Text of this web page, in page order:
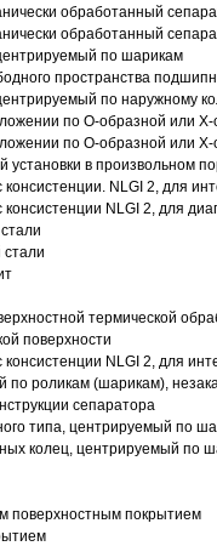
обработанный
обработанный
по шарикам
пространства
по наружному
по О-образной или
по О-образной или
установки в
NLGI 2, для
NLGI 2, для
термической
поверхности
NLGI 2, для
по роликам (шарикам),
сепаратора
типа, центрируемый по
колец, центрируемый по
поверхностным покрытием